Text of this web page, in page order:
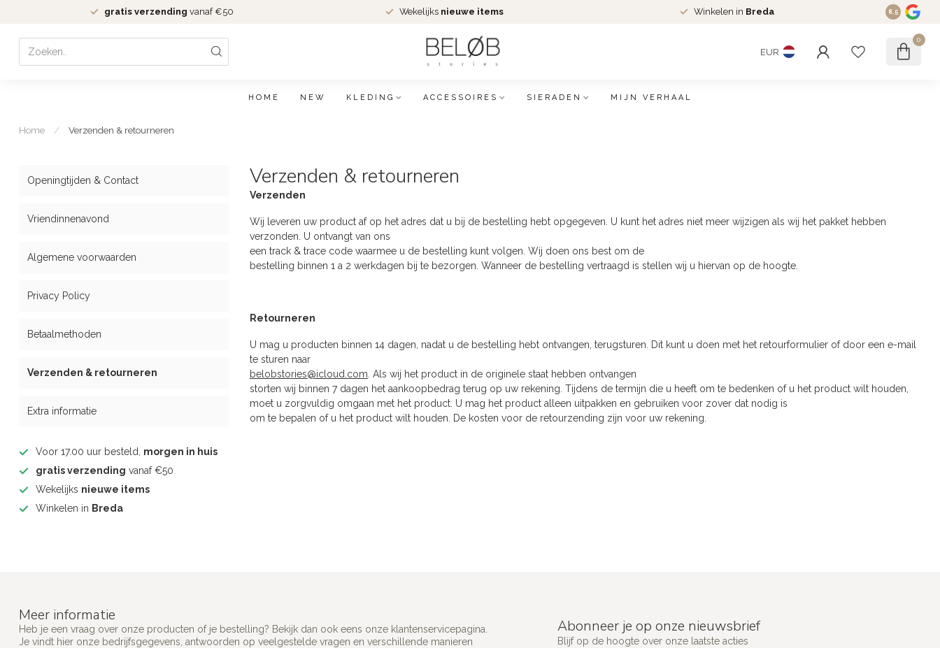
gratis verzending vanaf €50 Wekelijks nieuwe items Winkelen in Breda 8.5
EUR
0
HOME NEW KLEDING ACCESSOIRES SIERADEN MIJN VERHAAL
Home / Verzenden & retourneren
Openingtijden & Contact
Vriendinnenavond
Algemene voorwaarden
Privacy Policy
Betaalmethoden
Verzenden & retourneren
Extra informatie
Voor 17.00 uur besteld, morgen in huis
gratis verzending vanaf €50
Wekelijks nieuwe items
Winkelen in Breda
Verzenden & retourneren
Verzenden
Wij leveren uw product af op het adres dat u bij de bestelling hebt opgegeven. U kunt het adres niet meer wijzigen als wij het pakket hebben
verzonden. U ontvangt van ons
een track & trace code waarmee u de bestelling kunt volgen. Wij doen ons best om de
bestelling binnen 1 a 2 werkdagen bij te bezorgen. Wanneer de bestelling vertraagd is stellen wij u hiervan op de hoogte.
Retourneren
U mag u producten binnen 14 dagen, nadat u de bestelling hebt ontvangen, terugsturen. Dit kunt u doen met het retourformulier of door een e-mail
te sturen naar
belobstories@icloud.com . Als wij het product in de originele staat hebben ontvangen
storten wij binnen 7 dagen het aankoopbedrag terug op uw rekening. Tijdens de termijn die u heeft om te bedenken of u het product wilt houden,
moet u zorgvuldig omgaan met het product. U mag het product alleen uitpakken en gebruiken voor zover dat nodig is
om te bepalen of u het product wilt houden. De kosten voor de retourzending zijn voor uw rekening.
Meer informatie
Heb je een vraag over onze producten of je bestelling? Bekijk dan ook eens onze klantenservicepagina.
Je vindt hier onze bedrijfsgegevens, antwoorden op veelgestelde vragen en verschillende manieren
Abonneer je op onze nieuwsbrief
Blijf op de hoogte over onze laatste acties